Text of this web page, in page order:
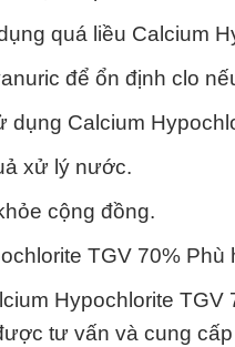
quá liều Calcium
để ổn định clo
dụng Calcium
xử lý nước.
cộng đồng.
TGV 70%
Hypochlorite
tư vấn và cung